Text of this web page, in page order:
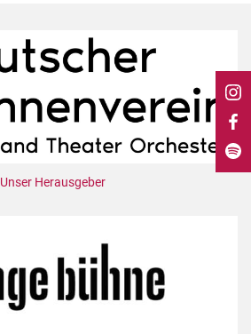
Unser Herausgeber